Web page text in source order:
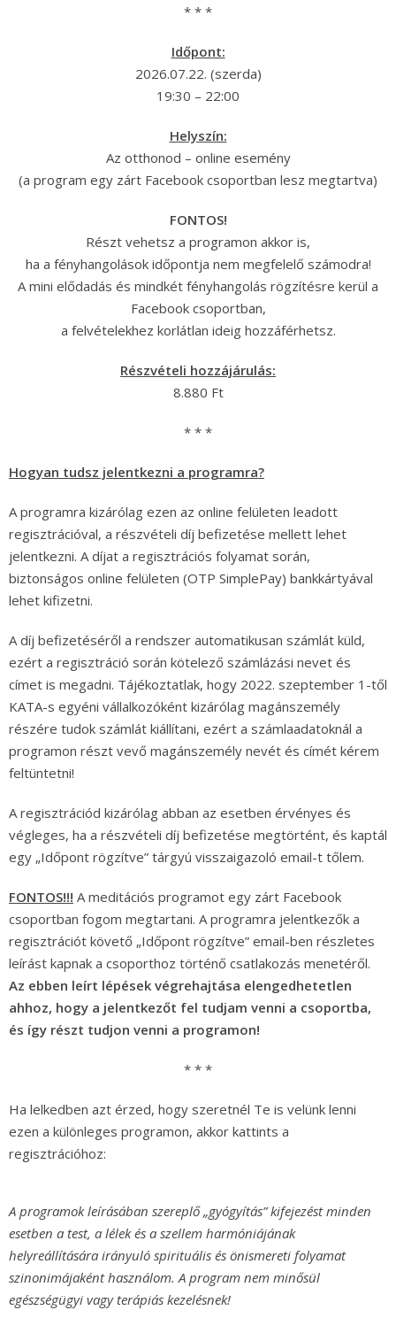
* * *
Időpont:
2026.07.22. (szerda)
19:30 – 22:00
Helyszín:
Az otthonod – online esemény
(a program egy zárt Facebook csoportban lesz megtartva)
FONTOS!
Részt vehetsz a programon akkor is,
ha a fényhangolások időpontja nem megfelelő számodra!
A mini elődadás és mindkét fényhangolás rögzítésre kerül a
Facebook csoportban,
a felvételekhez korlátlan ideig hozzáférhetsz.
Részvételi hozzájárulás:
8.880 Ft
* * *
Hogyan tudsz jelentkezni a programra?
A programra kizárólag ezen az online felületen leadott
regisztrációval, a részvételi díj befizetése mellett lehet
jelentkezni. A díjat a regisztrációs folyamat során,
biztonságos online felületen (OTP SimplePay) bankkártyával
lehet kifizetni.
A díj befizetéséről a rendszer automatikusan számlát küld,
ezért a regisztráció során kötelező számlázási nevet és
címet is megadni. Tájékoztatlak, hogy 2022. szeptember 1-től
KATA-s egyéni vállalkozóként kizárólag magánszemély
részére tudok számlát kiállítani, ezért a számlaadatoknál a
programon részt vevő magánszemély nevét és címét kérem
feltüntetni!
A regisztrációd kizárólag abban az esetben érvényes és
végleges, ha a részvételi díj befizetése megtörtént, és kaptál
egy „Időpont rögzítve” tárgyú visszaigazoló email-t tőlem.
FONTOS!!! A meditációs programot egy zárt Facebook
csoportban fogom megtartani. A programra jelentkezők a
regisztrációt követő „Időpont rögzítve” email-ben részletes
leírást kapnak a csoporthoz történő csatlakozás menetéről.
Az ebben leírt lépések végrehajtása elengedhetetlen
ahhoz, hogy a jelentkezőt fel tudjam venni a csoportba,
és így részt tudjon venni a programon!
* * *
Ha lelkedben azt érzed, hogy szeretnél Te is velünk lenni
ezen a különleges programon, akkor kattints a
regisztrációhoz:
A programok leírásában szereplő „gyógyítás” kifejezést minden
esetben a test, a lélek és a szellem harmóniájának
helyreállítására irányuló spirituális és önismereti folyamat
szinonimájaként használom. A program nem minősül
egészségügyi vagy terápiás kezelésnek!